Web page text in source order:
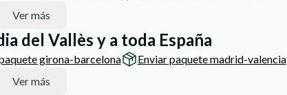
Ver más
del Vallès y a toda España
girona-barcelona
Enviar paquete madrid-valencia
Ver más